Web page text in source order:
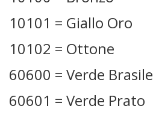
10101 = Giallo Oro
10102 = Ottone
60600 = Verde Brasile
60601 = Verde Prato